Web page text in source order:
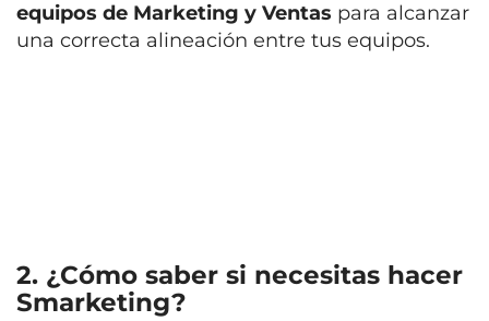
equipos de Marketing y Ventas para alcanzar
una correcta alineación entre tus equipos.
2. ¿Cómo saber si necesitas hacer
Smarketing?